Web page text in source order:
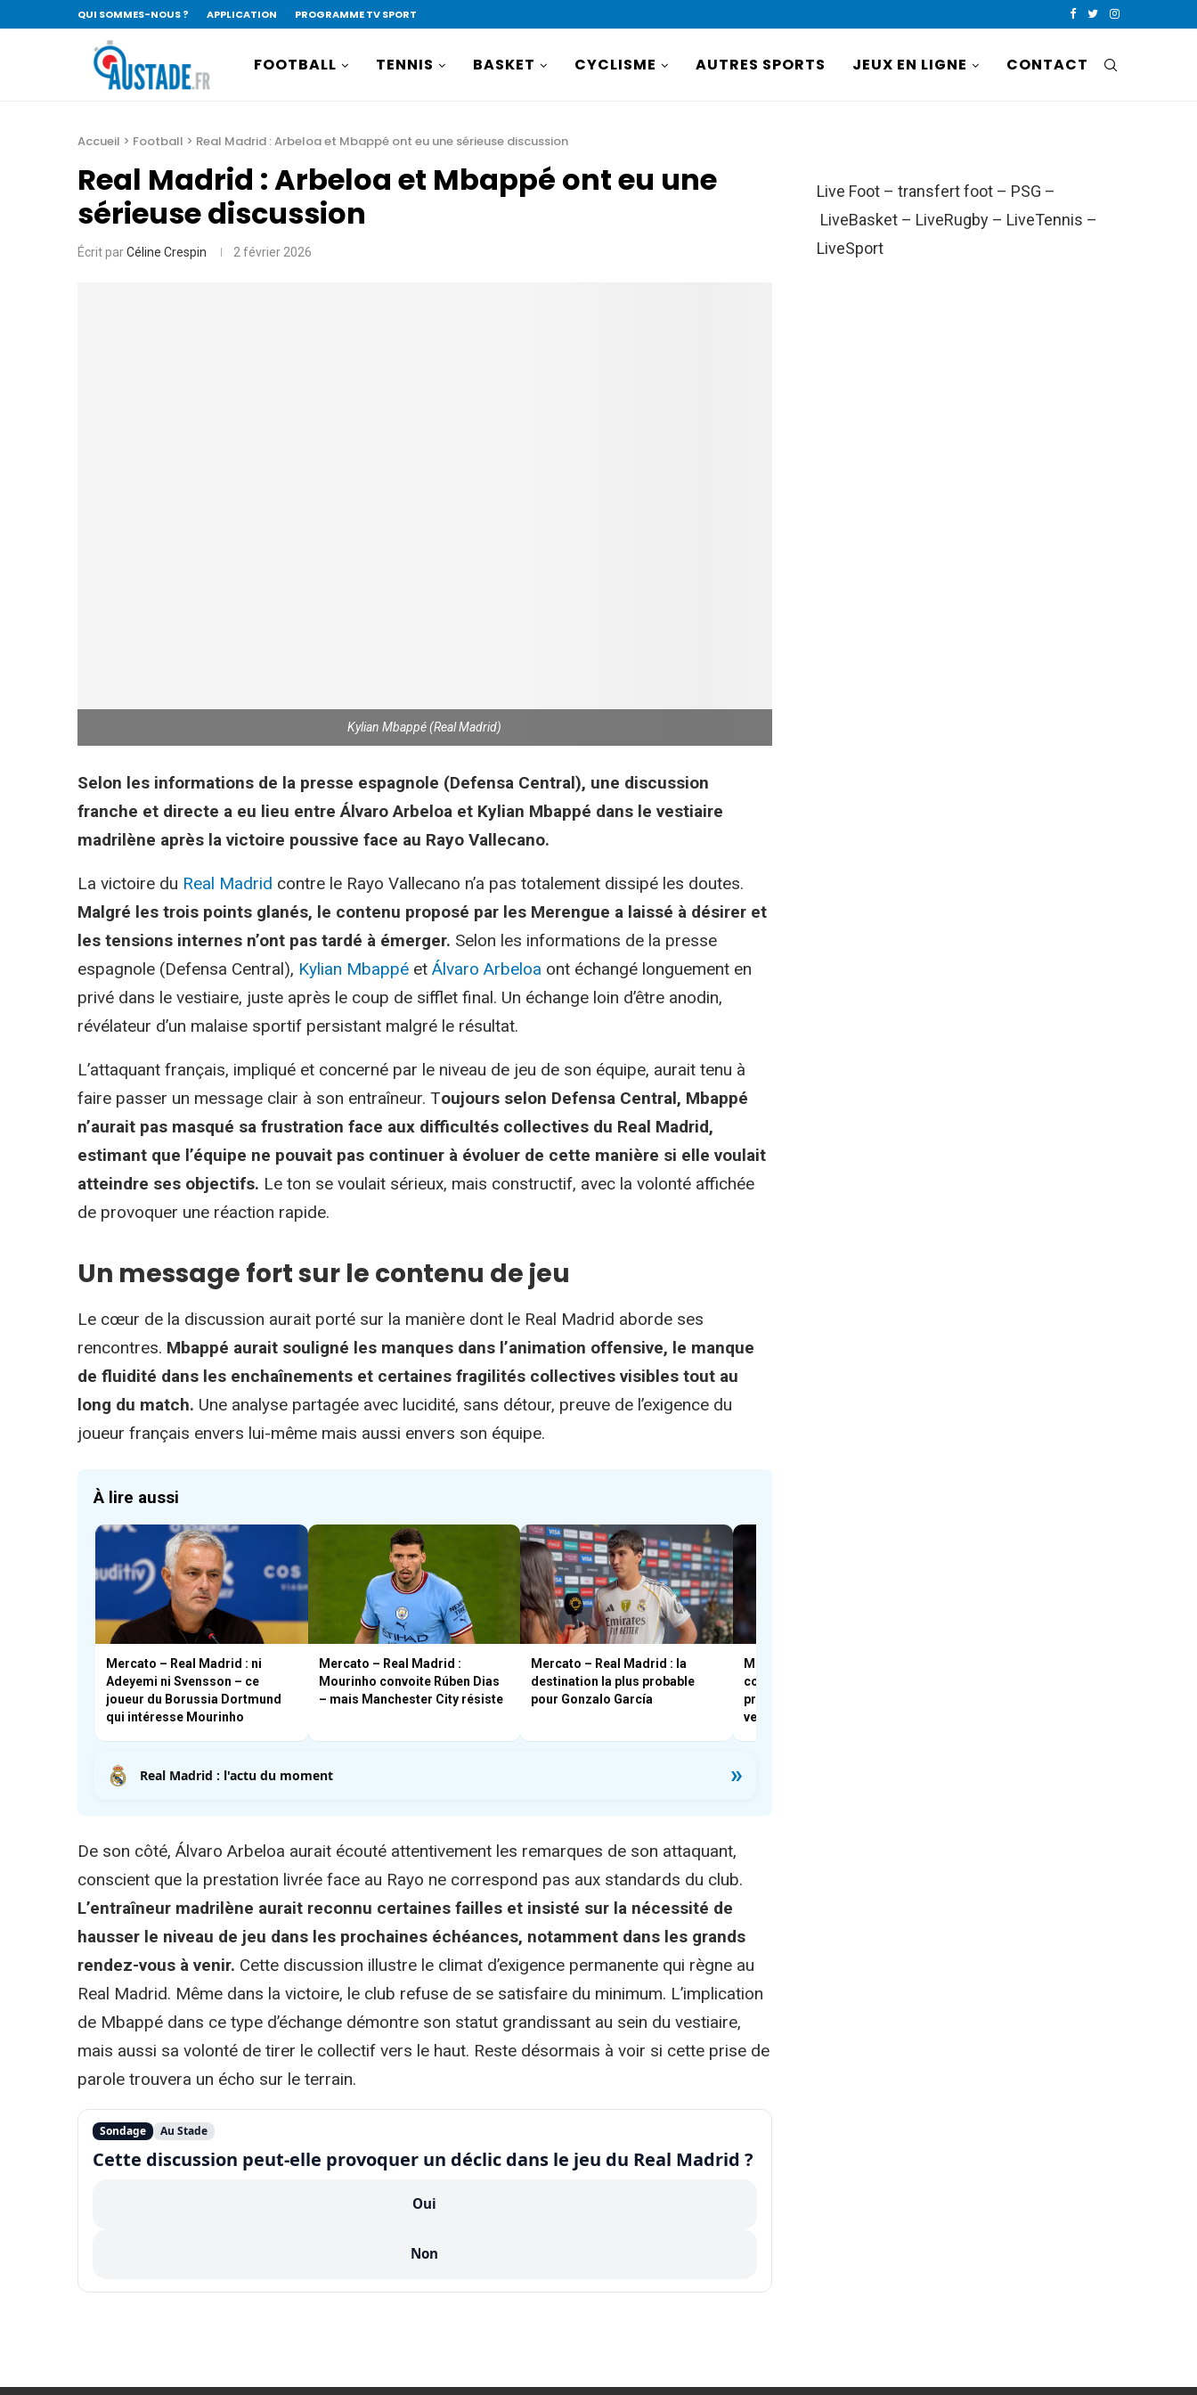
QUI SOMMES-NOUS ? APPLICATION PROGRAMME TV SPORT
FOOTBALL TENNIS BASKET CYCLISME AUTRES SPORTS JEUX EN LIGNE CONTACT
Accueil > Football > Real Madrid : Arbeloa et Mbappé ont eu une sérieuse discussion
Real Madrid : Arbeloa et Mbappé ont eu une
sérieuse discussion
Écrit parCéline Crespin 2 février 2026
Kylian Mbappé (Real Madrid)
Selon les informations de la presse espagnole (Defensa Central), une discussion
franche et directe a eu lieu entre Álvaro Arbeloa et Kylian Mbappé dans le vestiaire
madrilène après la victoire poussive face au Rayo Vallecano.
La victoire du Real Madrid contre le Rayo Vallecano n’a pas totalement dissipé les doutes.
Malgré les trois points glanés, le contenu proposé par les Merengue a laissé à désirer et
les tensions internes n’ont pas tardé à émerger. Selon les informations de la presse
espagnole (Defensa Central), Kylian Mbappé et Álvaro Arbeloa ont échangé longuement en
privé dans le vestiaire, juste après le coup de sifflet final. Un échange loin d’être anodin,
révélateur d’un malaise sportif persistant malgré le résultat.
L’attaquant français, impliqué et concerné par le niveau de jeu de son équipe, aurait tenu à
faire passer un message clair à son entraîneur. Toujours selon Defensa Central, Mbappé
n’aurait pas masqué sa frustration face aux difficultés collectives du Real Madrid,
estimant que l’équipe ne pouvait pas continuer à évoluer de cette manière si elle voulait
atteindre ses objectifs. Le ton se voulait sérieux, mais constructif, avec la volonté affichée
de provoquer une réaction rapide.
Un message fort sur le contenu de jeu
Le cœur de la discussion aurait porté sur la manière dont le Real Madrid aborde ses
rencontres. Mbappé aurait souligné les manques dans l’animation offensive, le manque
de fluidité dans les enchaînements et certaines fragilités collectives visibles tout au
long du match. Une analyse partagée avec lucidité, sans détour, preuve de l’exigence du
joueur français envers lui-même mais aussi envers son équipe.
À lire aussi
Mercato – Real Madrid : ni
Adeyemi ni Svensson – ce
joueur du Borussia Dortmund
qui intéresse Mourinho
Mercato – Real Madrid :
Mourinho convoite Rúben Dias
– mais Manchester City résiste
Mercato – Real Madrid : la
destination la plus probable
pour Gonzalo García
Mercato – Real Madrid :
comment le Real Betis veut
profiter de l’éclatement du
vestiaire
Real Madrid : l'actu du moment »
De son côté, Álvaro Arbeloa aurait écouté attentivement les remarques de son attaquant,
conscient que la prestation livrée face au Rayo ne correspond pas aux standards du club.
L’entraîneur madrilène aurait reconnu certaines failles et insisté sur la nécessité de
hausser le niveau de jeu dans les prochaines échéances, notamment dans les grands
rendez-vous à venir. Cette discussion illustre le climat d’exigence permanente qui règne au
Real Madrid. Même dans la victoire, le club refuse de se satisfaire du minimum. L’implication
de Mbappé dans ce type d’échange démontre son statut grandissant au sein du vestiaire,
mais aussi sa volonté de tirer le collectif vers le haut. Reste désormais à voir si cette prise de
parole trouvera un écho sur le terrain.
Sondage Au Stade
Cette discussion peut-elle provoquer un déclic dans le jeu du Real Madrid ?
Oui
Non
Live Foot – transfert foot – PSG –
LiveBasket – LiveRugby – LiveTennis –
LiveSport